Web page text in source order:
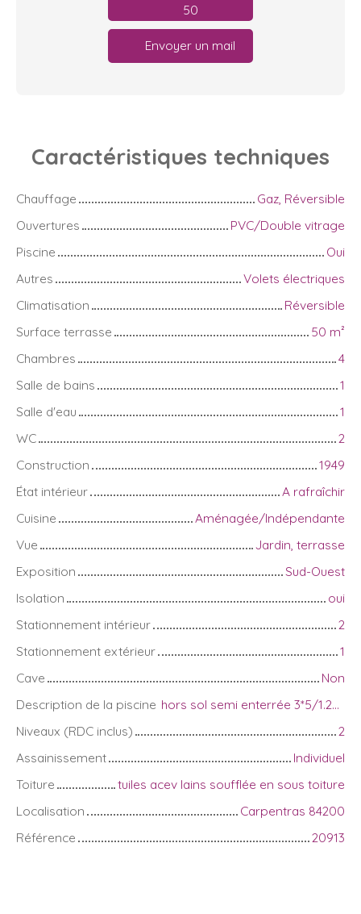
50
Envoyer un mail
Caractéristiques techniques
Chauffage
Gaz, Réversible
Ouvertures
PVC/Double vitrage
Piscine
Oui
Autres
Volets électriques
Climatisation
Réversible
Surface terrasse
50 m²
Chambres
4
Salle de bains
1
Salle d'eau
1
WC
2
Construction
1949
État intérieur
A rafraîchir
Cuisine
Aménagée/Indépendante
Vue
Jardin, terrasse
Exposition
Sud-Ouest
Isolation
oui
Stationnement intérieur
2
Stationnement extérieur
1
Cave
Non
Description de la piscine
hors sol semi enterrée 3*5/1.20 m
Niveaux (RDC inclus)
2
Assainissement
Individuel
Toiture
tuiles acev lains soufflée en sous toiture
Localisation
Carpentras 84200
Référence
20913